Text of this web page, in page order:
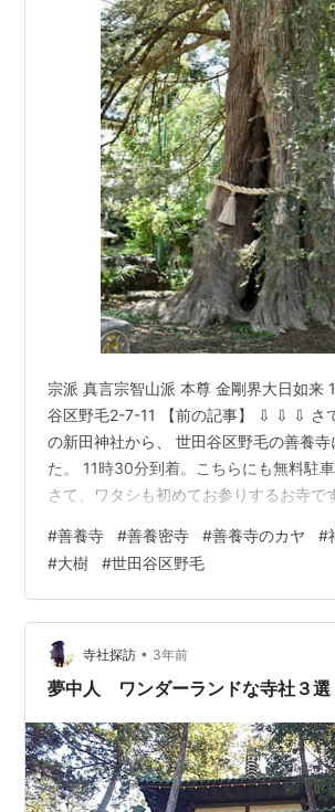
宗派 真言宗智山派 本尊 金剛界大日如来
谷区野毛2-7-11 【前の記事】 ⇩ ⇩ ⇩ さ
の新田神社から、 世田谷区野毛の善養寺
た。 11時30分到着。こちらにも無料駐車
さて、ワタシも初めてお参りするお寺で
とWikipediaの記事をご覧下さい。 参詣
場があります。 本尊は、金剛界大日如来
ろ狭しと、 河童の石像やら、ガネーシ
像等が並んでいます ちょっとワンダー
神木はカヤで、 推定樹齢700〜80…
#善養寺 #善養密寺 #善養寺のカヤ #
#大樹 #世田谷区野毛
寺社探訪 • 3年前
夢中人 ワンダーランドな寺社３選